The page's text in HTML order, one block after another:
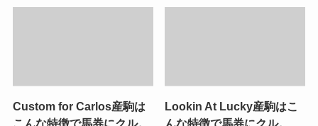
Custom for Carlos産駒は
こんな特徴で馬券にクル。
Lookin At Lucky産駒はこ
んな特徴で馬券にクル。